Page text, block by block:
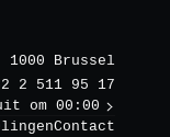
Brussel
2 511 95 17
om 00:00
Contact